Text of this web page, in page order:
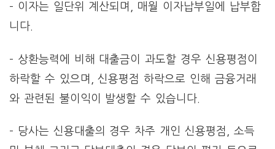
– 이자는 일단위 계산되며, 매월 이자납부일에 납부합
니다.
– 상환능력에 비해 대출금이 과도할 경우 신용평점이
하락할 수 있으며, 신용평점 하락으로 인해 금융거래
와 관련된 불이익이 발생할 수 있습니다.
– 당사는 신용대출의 경우 차주 개인 신용평점, 소득